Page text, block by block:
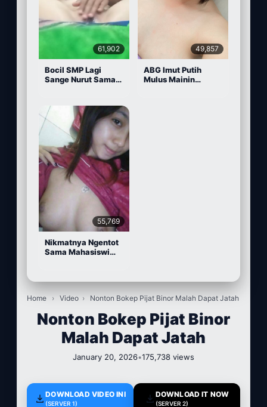
61,902
Bocil SMP Lagi
Sange Nurut Sama
49,857
ABG Imut Putih
Mulus Mainin
55,769
Nikmatnya Ngentot
Sama Mahasiswi
Home › Video › Nonton Bokep Pijat Binor Malah Dapat Jatah
Nonton Bokep Pijat Binor
Malah Dapat Jatah
January 20, 2026•175,738 views
DOWNLOAD VIDEO INI
(SERVER 1)
DOWNLOAD IT NOW
(SERVER 2)